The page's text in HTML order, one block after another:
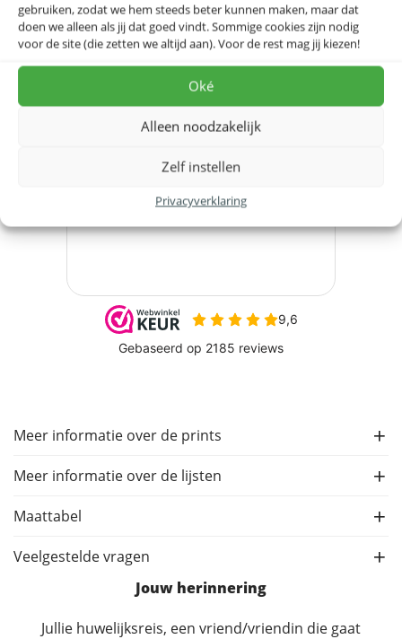
gebruiken, zodat we hem steeds beter kunnen maken, maar dat
doen we alleen als jij dat goed vindt. Sommige cookies zijn nodig
voor de site (die zetten we altijd aan). Voor de rest mag jij kiezen!
Oké
Alleen noodzakelijk
Zelf instellen
Privacyverklaring
Bestel hier
Bekijk de speciaal ingerichte
webwinkelkeur.nl.
Meer informatie over de prints
Meer informatie over de lijsten
Maattabel
Veelgestelde vragen
Jouw herinnering
Jullie huwelijksreis, een vriend/vriendin die gaat